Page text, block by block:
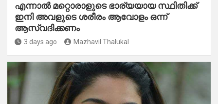
എന്നാൽ മറ്റൊരാളുടെ ഭാര്യയായ സ്ഥിതിക്ക്
ഇനി അവളുടെ ശരീരം ആവോളം ഒന്ന്
ആസ്വദിക്കണം
3 days ago Mazhavil Thalukal